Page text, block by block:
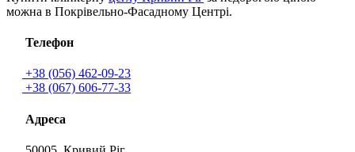
можна в Покрівельно-Фасадному Центрі.
Телефон
+38 (056) 462-09-23
+38 (067) 606-77-33
Адреса